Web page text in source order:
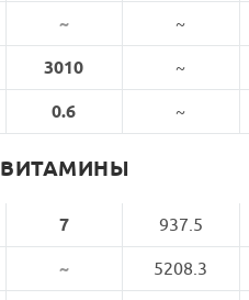
~ ~
3010 ~
0.6 ~
ВИТАМИНЫ
7 937.5
~ 5208.3